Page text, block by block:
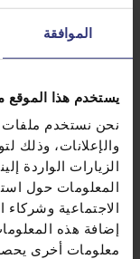
الموافقة
يستخدم هذا الموقع
نحن نستخدم ملفات
والإعلانات، وذلك
الزيارات الواردة
المعلومات حول
الاجتماعية وشركاء
إضافة هذه
معلومات أخرى
سهل
أرز مقلي بالبيض
من 31 إلى 60 دقيقة
سهل